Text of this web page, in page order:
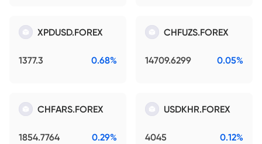
XPDUSD.FOREX
1377.3 0.68%
CHFUZS.FOREX
14709.6299 0.05%
CHFARS.FOREX
1854.7764 0.29%
USDKHR.FOREX
4045 0.12%